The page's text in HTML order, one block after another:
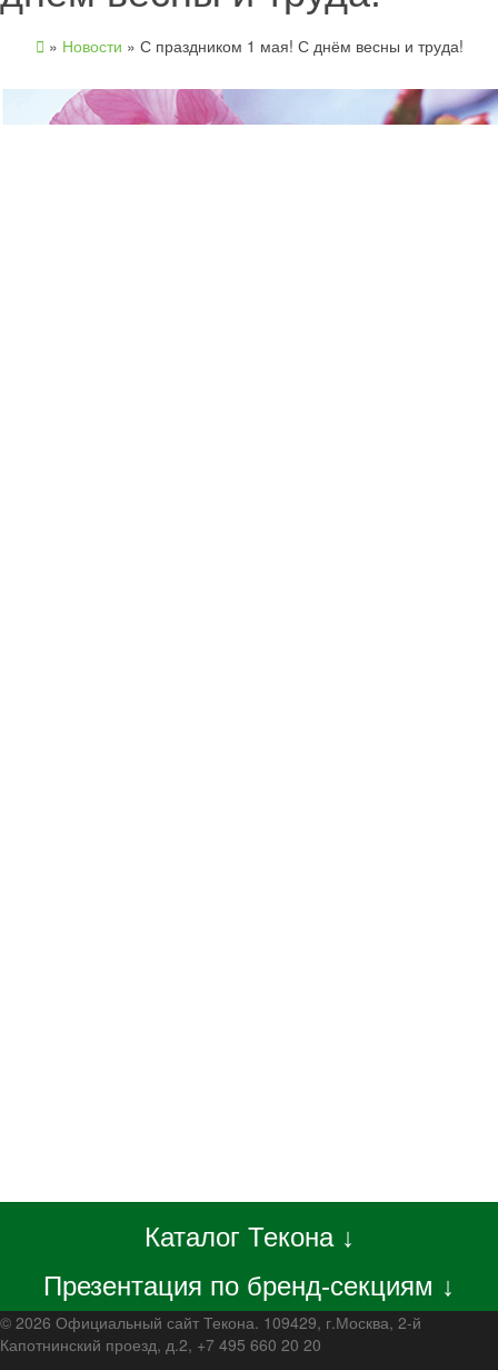
» Новости » С праздником 1 мая! С днём весны и труда!
Каталог Текона ↓
Презентация по бренд-секциям ↓
© 2026 Официальный сайт Текона. 109429, г.Москва, 2-й
Капотнинский проезд, д.2, +7 495 660 20 20